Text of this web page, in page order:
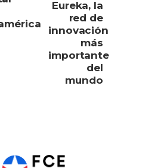
Eureka, la
red de
innovación
más
importante
del
mundo